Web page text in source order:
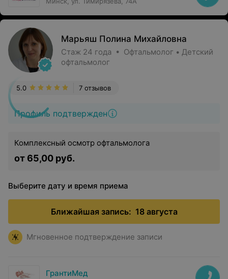
Марьяш Полина Михайловна
Стаж 24 года • Офтальмолог • Детский
офтальмолог
Профиль подтвержден
7 отзывов
5.0
Комплексный осмотр офтальмолога
от 65,00 руб.
Выберите дату и время приема
Ближайшая запись: 18 августа
Мгновенное подтверждение записи
ГрантиМед